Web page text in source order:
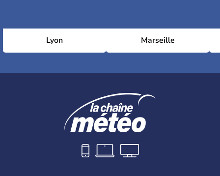
Lyon Marseille